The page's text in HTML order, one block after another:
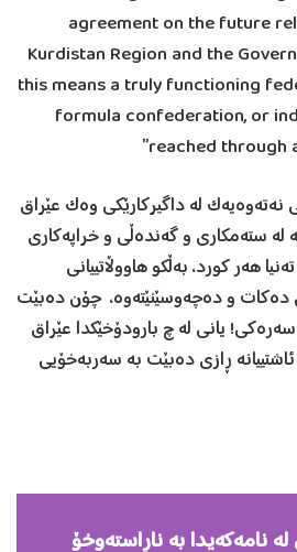
agreement on the future
Kurdistan Region and the
this means a truly functioning
formula confederation, or
reached through
لە داگيرکارێکی وەک عێراق
ستەمکاری و گەندەڵی و خراپەکاری
هەر کورد، بەڵکو هاووڵاتيیانی
و دەچەوسێنێتەوە، چۆن دەبێت
یانی لە چ بارودۆخێکدا عێراق
ڕازی دەبێت بە سەربەخۆیی
نامەکەيدا بە ناڕاستەوخۆ